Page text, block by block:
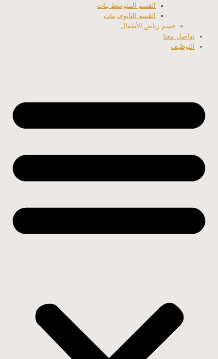
القسم المتوسط بنات
القسم الثانوى بنات
قسم رياض الأطفال
تواصل معنا
التوظيف